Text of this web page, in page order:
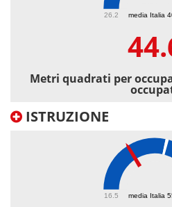
media Italia
26.2
Metri quadrati per
ISTRUZIONE
media Italia
16.5